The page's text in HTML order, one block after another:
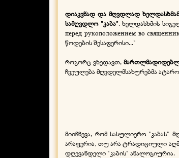
დიაკვნად და მღვდლად
სამღვდლო "კაბა". ხელდასხმის
перед рукоположением во
წოდების შესაფერისი..."
როგორც ვხედავთ,
ჩვეულება მღვდელმსახურებმა
მიიჩნევა, რომ სასულიერო "კაბას"
არაფერია, თუ არა ტრადიციული
დღევანდელი "კაბის" ანალოგიურია.